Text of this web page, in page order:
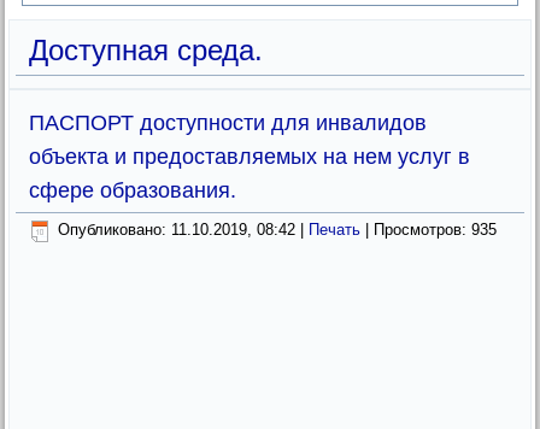
Доступная среда.
ПАСПОРТ доступности для инвалидов
объекта и предоставляемых на нем услуг в
сфере образования.
Опубликовано: 11.10.2019, 08:42 Печать | Просмотров: 935